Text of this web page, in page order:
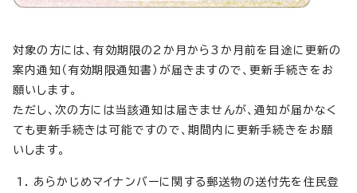
対象の方には、有効期限の2か月から3か月前を目途に更新の
案内通知（有効期限通知書）が届きますので、更新手続きをお
願いします。
ただし、次の方には当該通知は届きませんが、通知が届かなく
ても更新手続きは可能ですので、期間内に更新手続きをお願
いします。
あらかじめマイナンバーに関する郵送物の送付先を住民登